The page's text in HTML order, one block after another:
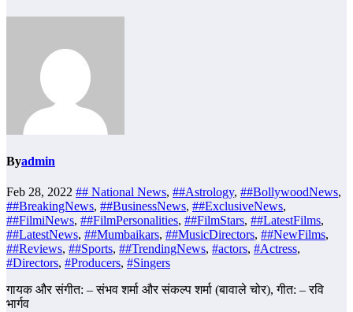
Byadmin
Feb 28, 2022 ## National News, ##Astrology, ##BollywoodNews,
##BreakingNews, ##BusinessNews, ##ExclusiveNews,
##FilmiNews, ##FilmPersonalities, ##FilmStars, ##LatestFilms,
##LatestNews, ##Mumbaikars, ##MusicDirectors, ##NewFilms,
##Reviews, ##Sports, ##TrendingNews, #actors, #Actress,
#Directors, #Producers, #Singers
गायक और संगीत: – संभव शर्मा और संकल्प शर्मा (बावाले चोर), गीत: – रवि
भार्गव